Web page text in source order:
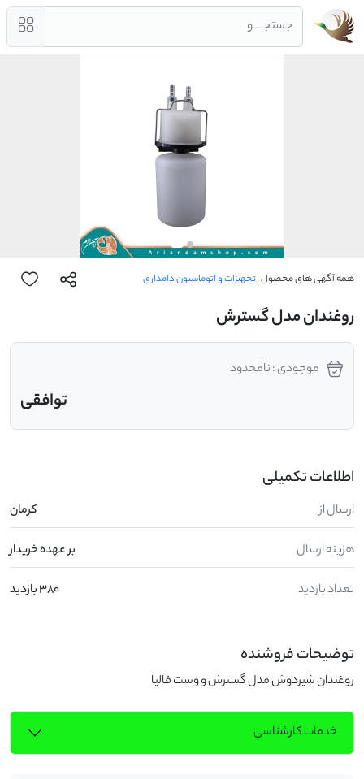
جستجــــو
همه آگهی های محصول تجهیزات و اتوماسیون دامداری
روغندان مدل گسترش
موجودی : نامحدود
توافقی
اطلاعات تکمیلی
ارسال از کرمان
هزینه ارسال بر عهده خریدار
تعداد بازدید 380 بازدید
توضیحات فروشنده
روغندان شیردوش مدل گسترش و وست فالیا
خدمات کارشناسی